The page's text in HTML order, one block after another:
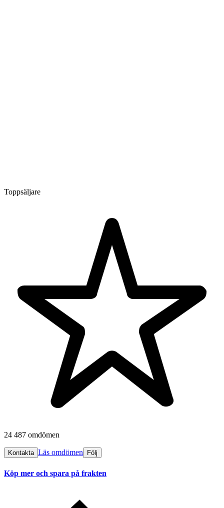
Toppsäljare
24 487 omdömen
Kontakta Läs omdömen Följ
Köp mer och spara på frakten